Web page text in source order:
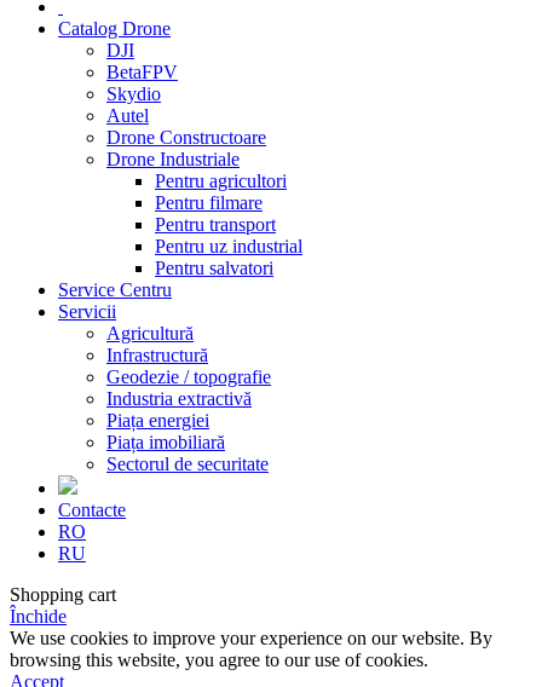
Catalog Drone
DJI
BetaFPV
Skydio
Autel
Drone Constructoare
Drone Industriale
Pentru agricultori
Pentru filmare
Pentru transport
Pentru uz industrial
Pentru salvatori
Service Centru
Servicii
Agricultură
Infrastructură
Geodezie / topografie
Industria extractivă
Piața energiei
Piața imobiliară
Sectorul de securitate
Contacte
RO
RU
Shopping cart
Închide
We use cookies to improve your experience on our website. By
browsing this website, you agree to our use of cookies.
Accept